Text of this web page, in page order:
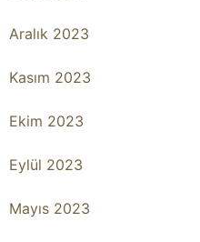
Aralık 2023
Kasım 2023
Ekim 2023
Eylül 2023
Mayıs 2023